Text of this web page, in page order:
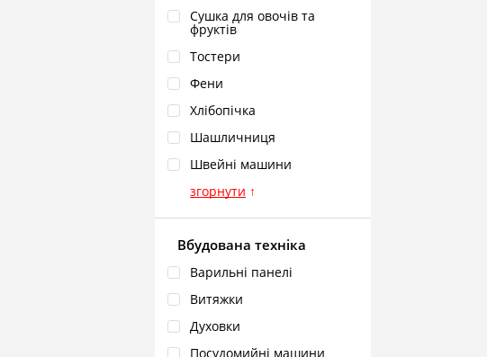
Сушка для овочів та
фруктів
Тостери
Фени
Хлібопічка
Шашличниця
Швейні машини
згорнути ↑
Вбудована техніка
Варильні панелі
Витяжки
Духовки
Посудомийні машини